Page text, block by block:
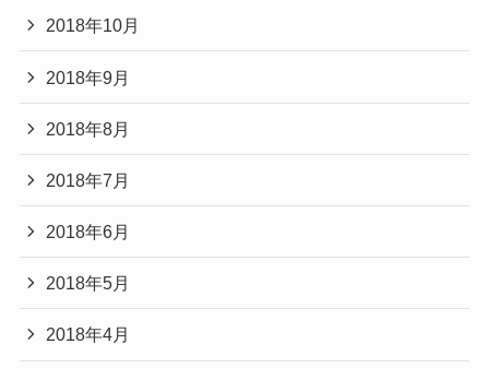
2018年10月
2018年9月
2018年8月
2018年7月
2018年6月
2018年5月
2018年4月